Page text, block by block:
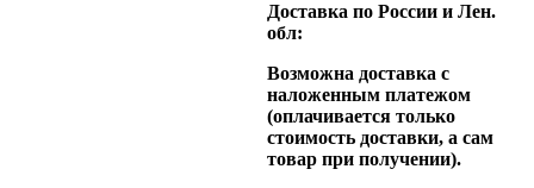
Доставка по России и Лен.
обл:
Возможна доставка с
наложенным платежом
(оплачивается только
стоимость доставки, а сам
товар при получении).